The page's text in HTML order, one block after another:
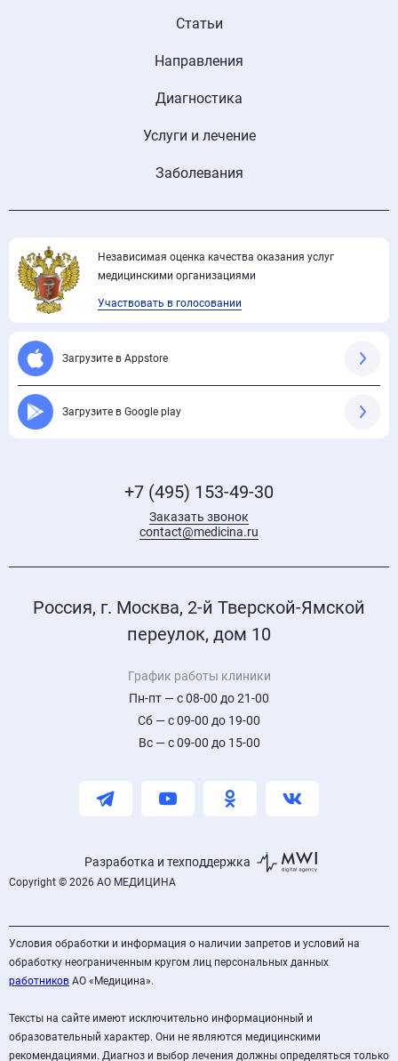
Независимая оценка качества оказания услуг
медицинскими организациями
Участвовать в голосовании
Загрузите в Appstore
Загрузите в Google play
Статьи
Направления
Диагностика
Услуги и лечение
Заболевания
+7 (495) 153-49-30
Заказать звонок
contact@medicina.ru
Россия, г. Москва, 2-й Тверской-Ямской
переулок, дом 10
График работы клиники
Пн-пт — с 08-00 до 21-00
Сб — с 09-00 до 19-00
Вс — с 09-00 до 15-00
Разработка и техподдержка
Copyright © 2026 АО МЕДИЦИНА
Условия обработки и информация о наличии запретов и условий на
обработку неограниченным кругом лиц персональных данных
работников АО «Медицина».
Тексты на сайте имеют исключительно информационный и
образовательный характер. Они не являются медицинскими
рекомендациями. Диагноз и выбор лечения должны определяться только